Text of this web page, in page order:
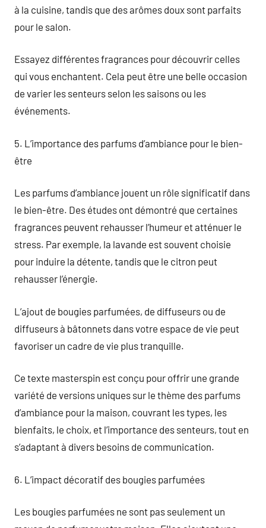
à la cuisine, tandis que des arômes doux sont parfaits
pour le salon.
Essayez différentes fragrances pour découvrir celles
qui vous enchantent. Cela peut être une belle occasion
de varier les senteurs selon les saisons ou les
événements.
5. L’importance des parfums d’ambiance pour le bien-
être
Les parfums d’ambiance jouent un rôle significatif dans
le bien-être. Des études ont démontré que certaines
fragrances peuvent rehausser l’humeur et atténuer le
stress. Par exemple, la lavande est souvent choisie
pour induire la détente, tandis que le citron peut
rehausser l’énergie.
L’ajout de bougies parfumées, de diffuseurs ou de
diffuseurs à bâtonnets dans votre espace de vie peut
favoriser un cadre de vie plus tranquille.
Ce texte masterspin est conçu pour offrir une grande
variété de versions uniques sur le thème des parfums
d’ambiance pour la maison, couvrant les types, les
bienfaits, le choix, et l’importance des senteurs, tout en
s’adaptant à divers besoins de communication.
6. L’impact décoratif des bougies parfumées
Les bougies parfumées ne sont pas seulement un